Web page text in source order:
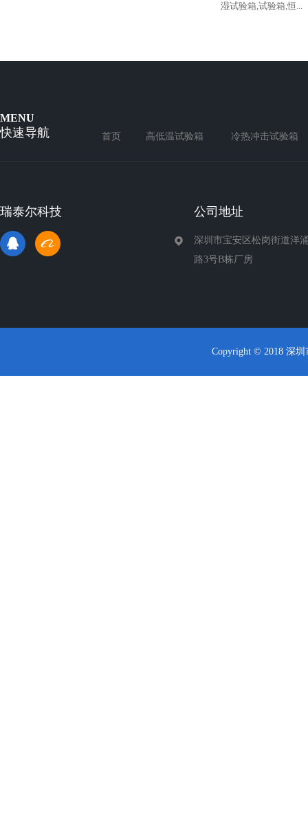
可程式恒温恒湿试验箱,试验箱,恒...
MENU
快速导航 首页 高低温试验箱 冷热冲击试验箱
瑞泰尔科技 公司地址
深圳市宝安区松岗街道洋
路3号B栋厂房
Copyright © 2018 深